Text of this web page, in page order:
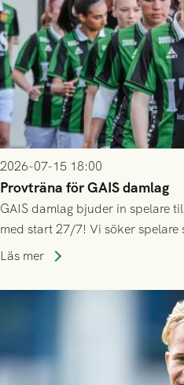
2026-07-15 18:00
Provträna för GAIS damlag
GAIS damlag bjuder in spelare
med start 27/7! Vi söker
division 3-nivå.
Läs mer